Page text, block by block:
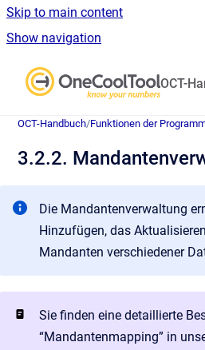
Skip to main content
Show navigation
OCT-
OCT-Handbuch/Funktionen der
3.2.2.
Die Mandantenverwaltung
Hinzufügen, das
Mandanten verschiedener
Sie finden eine detaillierte
“Mandantenmapping” in